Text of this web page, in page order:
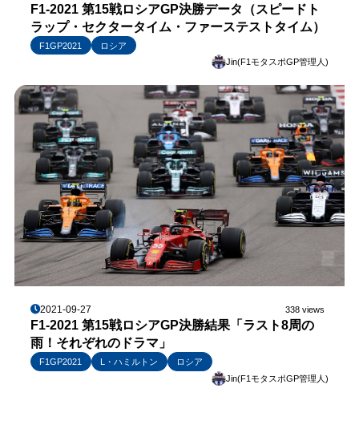
F1-2021 第15戦ロシアGP決勝データ（スピードト
ラップ・セクタータイム・ファーステストタイム）
F1GP2021
ロシア
Jin(F1モタスポGP管理人)
2021-09-27 338 views
F1-2021 第15戦ロシアGP決勝結果「ラスト8周の
雨！それぞれのドラマ」
F1GP2021 L・ハミルトン
ロシア
Jin(F1モタスポGP管理人)